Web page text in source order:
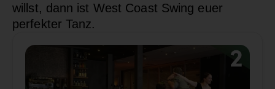
willst, dann ist West Coast Swing euer
perfekter Tanz.